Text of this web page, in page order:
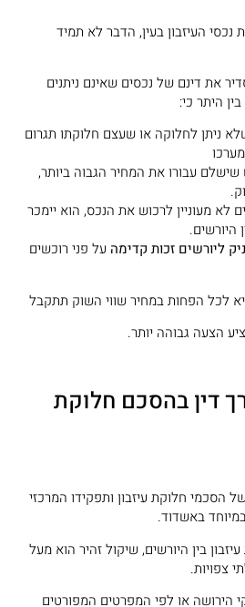
העיזבון בעין, הדבר לא תמיד
בסעיף 113 מסדיר את דינם של נכסים שאינם ניתנים
היתר כי:
ניתן לחלוקה או שעצם חלוקתו תגרום
ניכר מערכו
עבורו את המחיר הגבוה ביותר,
מעוניין לרכוש את הנכס, הוא יימכר
היורשים.
ליורשים זכות קדימה על פני רוכשים
לכל הפחות במחיר שווי השוק תתקבל
הצעה גבוהה יותר.
דין בהסכם חלוקת
הסכמי חלוקת עיזבון ותפקידו המרכזי
במיוחד באשדוד.
בין היורשים, שיקול זהיר הוא מעל
צפויות.
הירושה או לפי המפרטים המפורטים